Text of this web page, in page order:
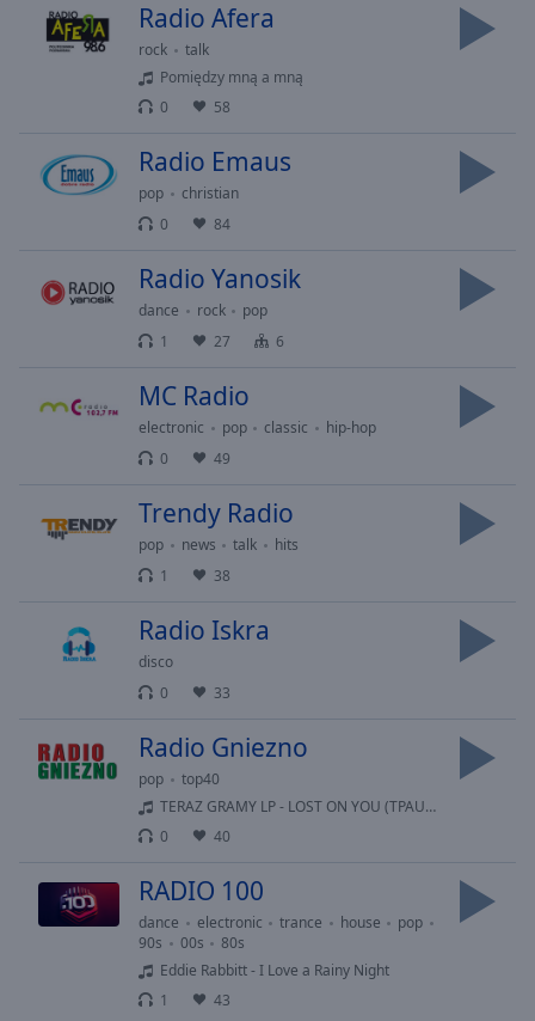
Color
Opacity
Area
Background
Opacity
Font
Radio Afera
rock
talk
Pomiędzy mną a mną
0
58
Radio Emaus
pop
christian
0
84
Radio Yanosik
dance rock
pop
1
27 6
MC Radio
electronic pop classic
hip-hop
0
49
Trendy Radio
pop news talk
hits
1
38
Radio Iskra
disco
0
33
Radio Gniezno
pop
top40
TERAZ GRAMY LP - LOST ON YOU (TPAUL RADIO REMIX)
0
40
RADIO 100
dance electronic trance house
pop
90s
00s
80s
Eddie Rabbitt - I Love a Rainy Night
1
43